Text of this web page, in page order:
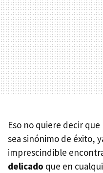
Eso no quiere decir
sea sinónimo de éxito,
imprescindible
delicado que en